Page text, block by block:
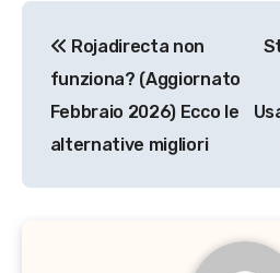
articoli
Rojadirecta non
funziona? (Aggiornato
Febbraio 2026) Ecco le
alternative migliori